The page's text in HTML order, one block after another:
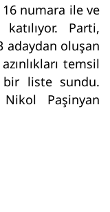
numara ile ve
katılıyor. Parti,
adaydan oluşan
temsil
bir liste sundu.
Paşinyan